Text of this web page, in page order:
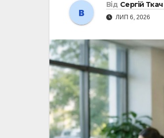
Від Сергій Ткач
ЛИП 6, 2026